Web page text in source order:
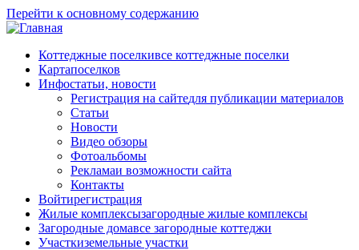
Перейти к основному содержанию
Коттеджные поселкивсе коттеджные поселки
Картапоселков
Инфостатьи, новости
Регистрация на сайтедля публикации материалов
Статьи
Новости
Видео обзоры
Фотоальбомы
Рекламаи возможности сайта
Контакты
Войтирегистрация
Жилые комплексызагородные жилые комплексы
Загородные домавсе загородные коттеджи
Участкиземельные участки